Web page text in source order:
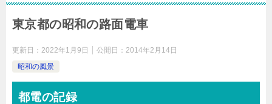
東京都の昭和の路面電車
更新日： 2022年1月9日 公開日： 2014年2月14日
昭和の風景
都電の記録